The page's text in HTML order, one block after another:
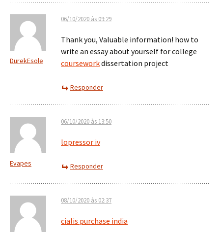
DurekEsole
06/10/2020 às 09:29
Thank you, Valuable information! how to
write an essay about yourself for college
courseworkdissertation project
Responder
Evapes
06/10/2020 às 13:50
lopressor iv
Responder
08/10/2020 às 02:37
cialis purchase india